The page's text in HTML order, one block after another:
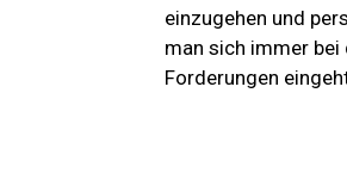
einzugehen und
man sich immer bei
Forderungen